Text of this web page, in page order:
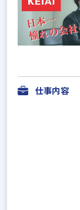
仕事内容